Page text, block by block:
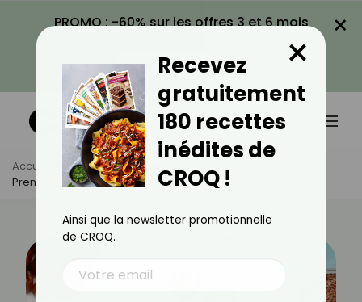
PROMO : -60% sur les offres 3 et 6 mois
VOIR LA PROMO
×
Accueil Actus
Minceur
Prendre Un Goûter Fait-Il Grossir ?
Recevez
gratuitement
180 recettes
inédites de
CROQ !
×
Ainsi que la newsletter promotionnelle
de CROQ.